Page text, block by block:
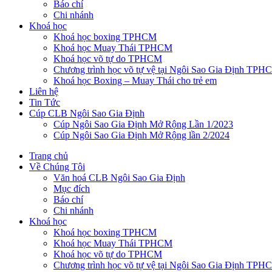
Báo chí
Chi nhánh
Khoá học
Khoá học boxing TPHCM
Khoá học Muay Thái TPHCM
Khoá học võ tự do TPHCM
Chương trình học võ tự vệ tại Ngôi Sao Gia Định
Khoá học Boxing – Muay Thái cho trẻ em
Liên hệ
Tin Tức
Cúp CLB Ngôi Sao Gia Định
Cúp Ngôi Sao Gia Định Mở Rộng Lần 1/2023
Cúp Ngôi Sao Gia Định Mở Rộng lần 2/2024
Trang chủ
Về Chúng Tôi
Văn hoá CLB Ngôi Sao Gia Định
Mục đích
Báo chí
Chi nhánh
Khoá học
Khoá học boxing TPHCM
Khoá học Muay Thái TPHCM
Khoá học võ tự do TPHCM
Chương trình học võ tự vệ tại Ngôi Sao Gia Định